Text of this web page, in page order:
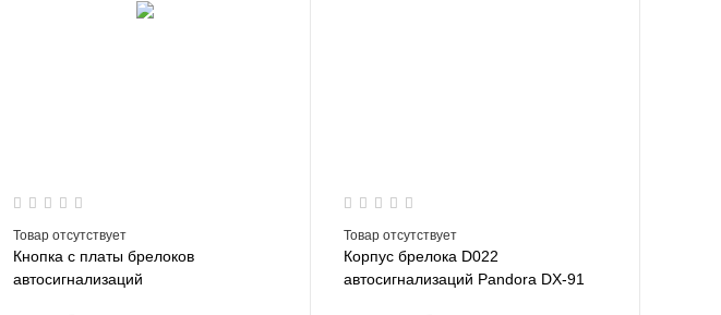
Товар отсутствует
Кнопка с платы брелоков
автосигнализаций
Товар отсутствует
Корпус брелока D022
автосигнализаций Pandora DX-91